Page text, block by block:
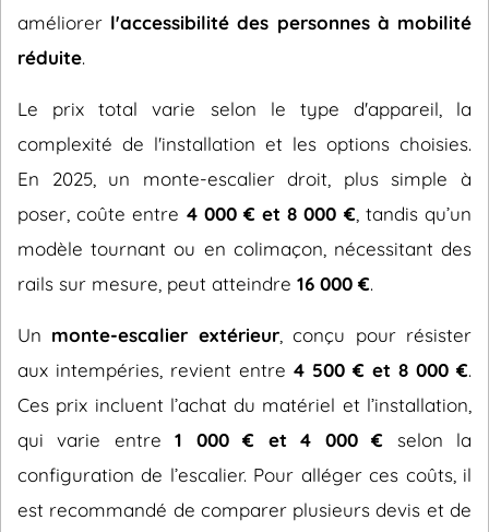
améliorer l'accessibilité des personnes à mobilité
réduite.
Le prix total varie selon le type d'appareil, la
complexité de l'installation et les options choisies.
En 2025, un monte-escalier droit, plus simple à
poser, coûte entre 4 000 € et 8 000 € , tandis qu’un
modèle tournant ou en colimaçon, nécessitant des
rails sur mesure, peut atteindre 16 000 €.
Un monte-escalier extérieur, conçu pour résister
aux intempéries, revient entre 4 500 € et 8 000 €.
Ces prix incluent l’achat du matériel et l’installation,
qui varie entre1 000 € et 4 000 € selon la
configuration de l’escalier. Pour alléger ces coûts, il
est recommandé de comparer plusieurs devis et de